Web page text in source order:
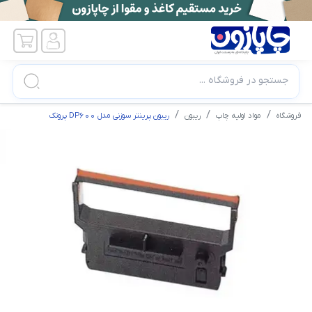
جستجو در فروشگاه ...
فروشگاه مواد اولیه چاپ ریبون ریبون پرینتر سوزنی مدل DP600 پروتک